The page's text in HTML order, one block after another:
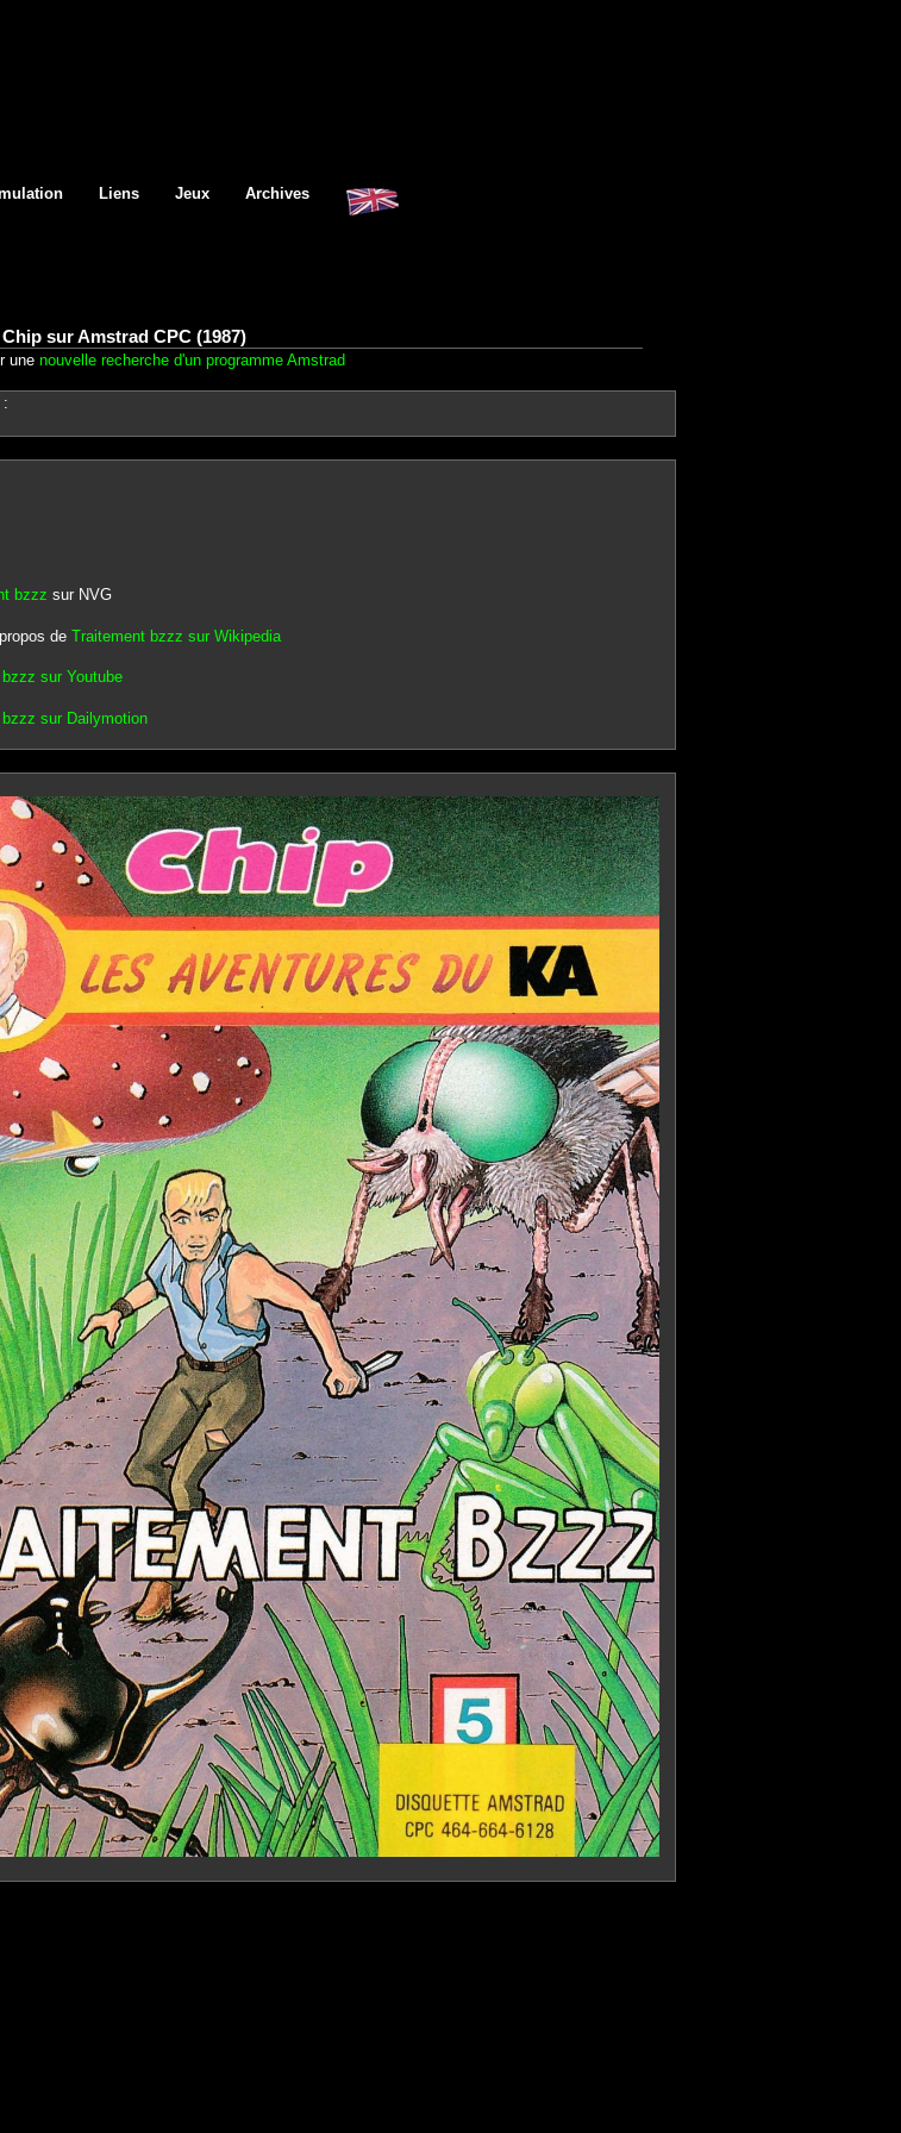
Liens Jeux Archives
sur Amstrad CPC (1987)
une nouvelle recherche d'un programme Amstrad
:
bzzz sur NVG
de Traitement bzzz sur Wikipedia
sur Youtube
sur Dailymotion